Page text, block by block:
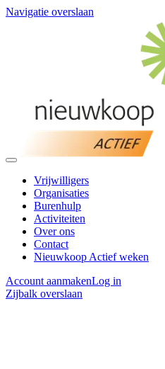
Navigatie overslaan
Vrijwilligers
Organisaties
Burenhulp
Activiteiten
Over ons
Contact
Nieuwkoop Actief weken
Account aanmakenLog in
Zijbalk overslaan